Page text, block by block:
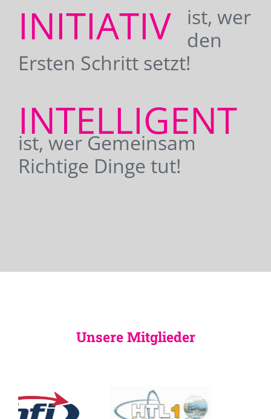
INITIATIV
ist, wer
den
Ersten Schritt setzt!
INTELLIGENT
ist, wer Gemeinsam
Richtige Dinge tut!
Unsere Mitglieder